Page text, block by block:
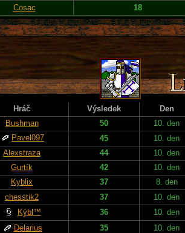
Cosac 18
Hráč Výsledek Den
Bushman 50 10. den
Pavel097 45 10. den
Alexstraza 44 10. den
Gurtík 42 10. den
Kyblix 37 8. den
chesstik2 37 10. den
Kýbl™ 36 10. den
Delarius 35 10. den